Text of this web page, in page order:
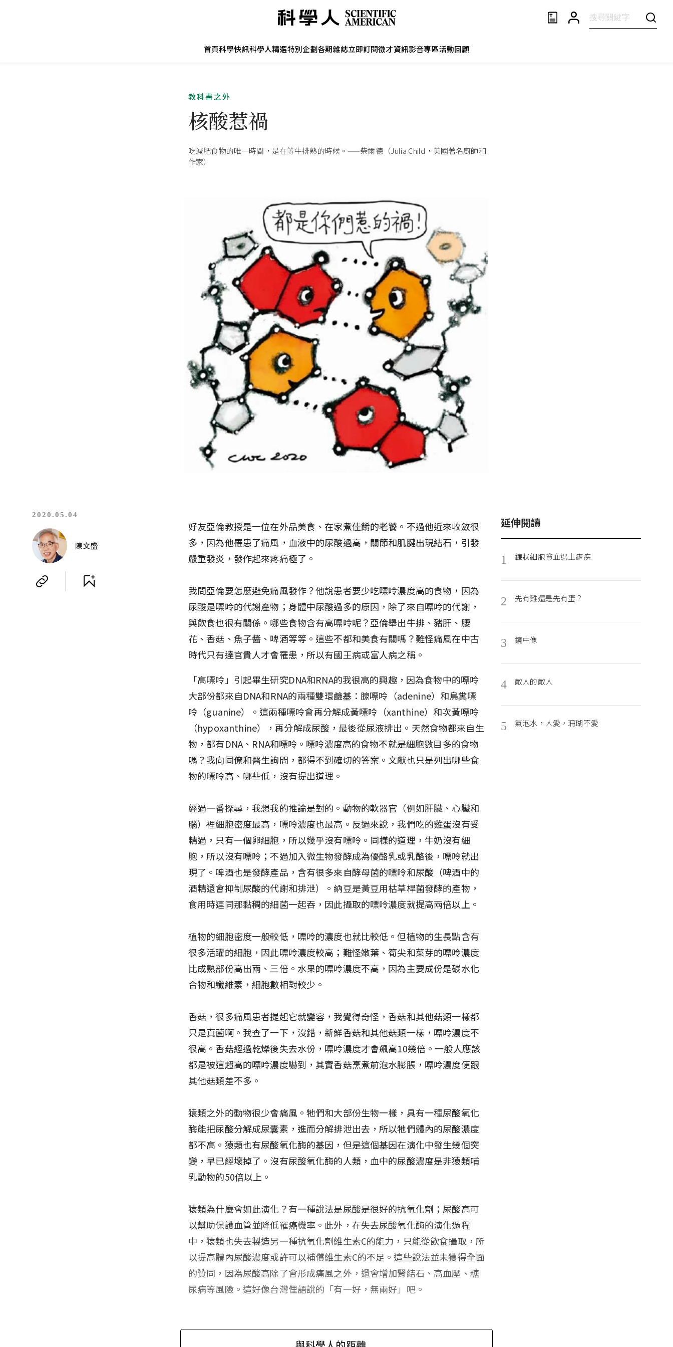
首頁科學快訊科學人精選特別企劃各期雜誌立即訂閱徵才資訊影音專區活動回顧
教科書之外
核酸惹禍
吃減肥食物的唯一時間，是在等牛排熟的時候。——柴爾德（Julia Child，美國著名廚師和
作家）
2020.05.04
陳文盛
好友亞倫教授是一位在外品美食、在家煮佳餚的老饕。不過他近來收斂很
多，因為他罹患了痛風，血液中的尿酸過高，關節和肌腱出現結石，引發
嚴重發炎，發作起來疼痛極了。
我問亞倫要怎麼避免痛風發作？他說患者要少吃嘌呤濃度高的食物，因為
尿酸是嘌呤的代謝產物；身體中尿酸過多的原因，除了來自嘌呤的代謝，
與飲食也很有關係。哪些食物含有高嘌呤呢？亞倫舉出牛排、豬肝、腰
花、香菇、魚子醬、啤酒等等。這些不都和美食有關嗎？難怪痛風在中古
時代只有達官貴人才會罹患，所以有國王病或富人病之稱。
「高嘌呤」引起畢生研究DNA和RNA的我很高的興趣，因為食物中的嘌呤
大部份都來自DNA和RNA的兩種雙環鹼基：腺嘌呤（adenine）和鳥糞嘌
呤（guanine）。這兩種嘌呤會再分解成黃嘌呤（xanthine）和次黃嘌呤
（hypoxanthine），再分解成尿酸，最後從尿液排出。天然食物都來自生
物，都有DNA、RNA和嘌呤。嘌呤濃度高的食物不就是細胞數目多的食物
嗎？我向同僚和醫生詢問，都得不到確切的答案。文獻也只是列出哪些食
物的嘌呤高、哪些低，沒有提出道理。
經過一番探尋，我想我的推論是對的。動物的軟器官（例如肝臟、心臟和
腦）裡細胞密度最高，嘌呤濃度也最高。反過來說，我們吃的雞蛋沒有受
精過，只有一個卵細胞，所以幾乎沒有嘌呤。同樣的道理，牛奶沒有細
胞，所以沒有嘌呤；不過加入微生物發酵成為優酪乳或乳酪後，嘌呤就出
現了。啤酒也是發酵產品，含有很多來自酵母菌的嘌呤和尿酸（啤酒中的
酒精還會抑制尿酸的代謝和排泄）。納豆是黃豆用枯草桿菌發酵的產物，
食用時連同那黏稠的細菌一起吞，因此攝取的嘌呤濃度就提高兩倍以上。
植物的細胞密度一般較低，嘌呤的濃度也就比較低。但植物的生長點含有
很多活躍的細胞，因此嘌呤濃度較高；難怪嫩葉、筍尖和菜芽的嘌呤濃度
比成熟部份高出兩、三倍。水果的嘌呤濃度不高，因為主要成份是碳水化
合物和纖維素，細胞數相對較少。
香菇，很多痛風患者提起它就變容，我覺得奇怪，香菇和其他菇類一樣都
只是真菌啊。我查了一下，沒錯，新鮮香菇和其他菇類一樣，嘌呤濃度不
很高。香菇經過乾燥後失去水份，嘌呤濃度才會飆高10幾倍。一般人應該
都是被這超高的嘌呤濃度嚇到，其實香菇烹煮前泡水膨脹，嘌呤濃度便跟
其他菇類差不多。
猿類之外的動物很少會痛風。牠們和大部份生物一樣，具有一種尿酸氧化
酶能把尿酸分解成尿囊素，進而分解排泄出去，所以牠們體內的尿酸濃度
都不高。猿類也有尿酸氧化酶的基因，但是這個基因在演化中發生幾個突
變，早已經壞掉了。沒有尿酸氧化酶的人類，血中的尿酸濃度是非猿類哺
乳動物的50倍以上。
猿類為什麼會如此演化？有一種說法是尿酸是很好的抗氧化劑；尿酸高可
以幫助保護血管並降低罹癌機率。此外，在失去尿酸氧化酶的演化過程
中，猿類也失去製造另一種抗氧化劑維生素C的能力，只能從飲食攝取，所
以提高體內尿酸濃度或許可以補償維生素C的不足。這些說法並未獲得全面
的贊同，因為尿酸高除了會形成痛風之外，還會增加腎結石、高血壓、糖
尿病等風險。這好像台灣俚語說的「有一好，無兩好」吧。
延伸閱讀
1 鐮狀細胞貧血遇上瘧疾
2 先有雞還是先有蛋？
3 鏡中像
4 敵人的敵人
5 氣泡水，人愛，珊瑚不愛